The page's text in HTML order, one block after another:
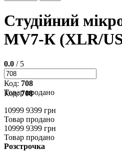
Студійний
MV7-К (XLR/
0.0 / 5
Код: 708
Товар продано
Код:708
10999 9399 грн
Товар продано
10999 9399 грн
Товар продано
Розстрочка